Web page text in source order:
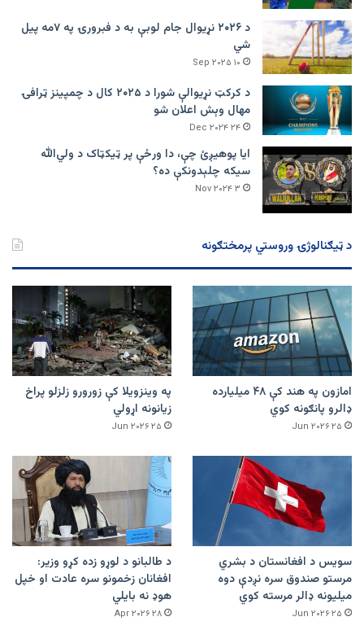
د ۲۰۲۶ نړیوال جام لوبې به د فبرورۍ په ۷مه پیل
شي
۱۰ Sep ۲۰۲۵
د کرکټ نړیوالې شورا د ۲۰۲۵ کال د چمپینز ټرافۍ
مهال وېش اعلان شو
۲۴ Dec ۲۰۲۴
ایا پوهیږئ چې، دا ورځې پر ټيکټاک د ولي‌الله
سیکه چلېدونکې ده؟
۳ Nov ۲۰۲۴
د ټیګنالوژۍ وروستي پرمختګونه
امازون په هند کې ۴۸ میلیارده
ډالرو پانګونه کوي
۲۵ Jun ۲۰۲۶
په وینزویلا کې زورورو زلزلو پراخ
زیانونه اړولي
۲۵ Jun ۲۰۲۶
سویس د افغانستان د بشري
مرستو صندوق سره نږدې دوه
میلیونه ډالر مرسته کوي
۲۵ Jun ۲۰۲۶
د طالبانو د لوړو زده کړو وزیر:
افغانان زخمونو سره عادت او خپل
هوډ نه بایلي
۲۸ Apr ۲۰۲۶